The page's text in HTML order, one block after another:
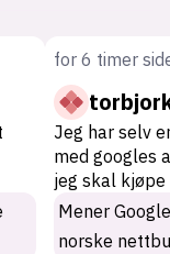
for 6 timer
Jeg har selv
med googles
jeg skal kjøpe
Mener
norske